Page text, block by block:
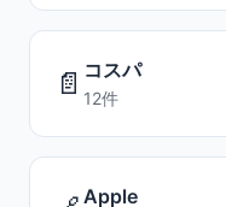
📄 コスパ
12件
Apple